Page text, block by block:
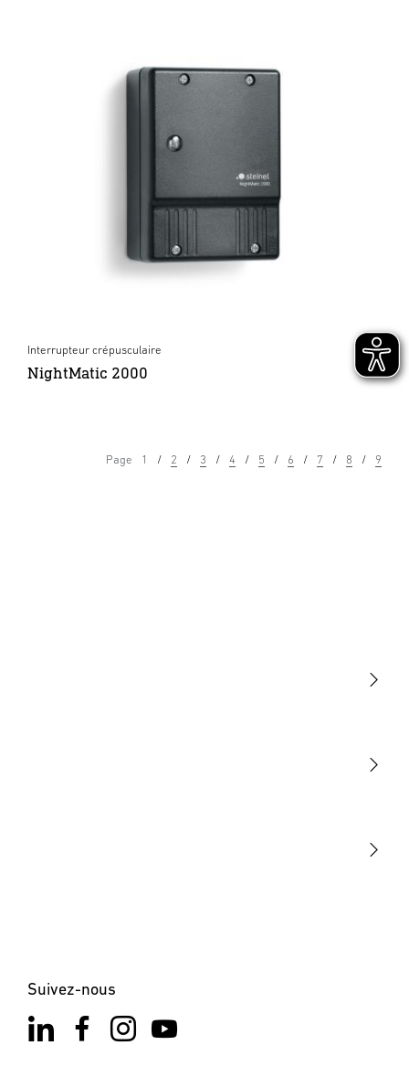
Interrupteur crépusculaire
NightMatic 2000
Page 1 2 3 4 5 6 7 8 9
Suivez-nous